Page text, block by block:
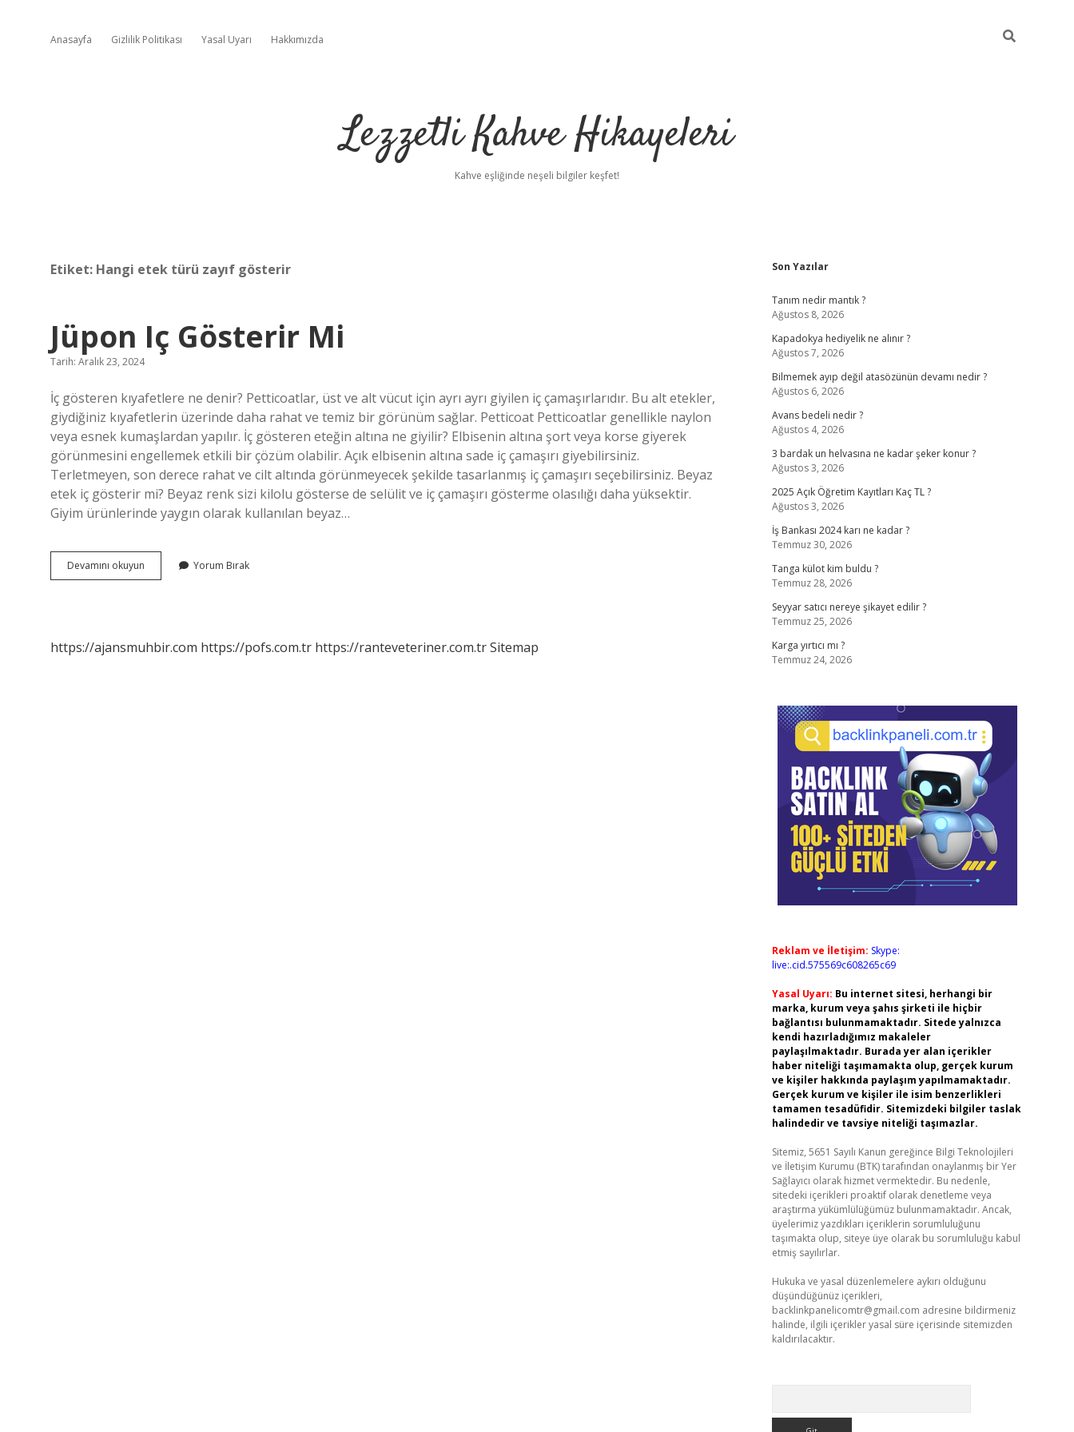
Anasayfa Gizlilik Politikası Yasal Uyarı Hakkımızda
Lezzetli Kahve Hikayeleri
Kahve eşliğinde neşeli bilgiler keşfet!
Etiket: Hangi etek türü zayıf gösterir
Jüpon Iç Gösterir Mi
Tarih: Aralık 23, 2024
İç gösteren kıyafetlere ne denir? Petticoatlar, üst ve alt vücut için ayrı ayrı giyilen iç çamaşırlarıdır. Bu alt etekler,
giydiğiniz kıyafetlerin üzerinde daha rahat ve temiz bir görünüm sağlar. Petticoat Petticoatlar genellikle naylon
veya esnek kumaşlardan yapılır. İç gösteren eteğin altına ne giyilir? Elbisenin altına şort veya korse giyerek
görünmesini engellemek etkili bir çözüm olabilir. Açık elbisenin altına sade iç çamaşırı giyebilirsiniz.
Terletmeyen, son derece rahat ve cilt altında görünmeyecek şekilde tasarlanmış iç çamaşırı seçebilirsiniz. Beyaz
etek iç gösterir mi? Beyaz renk sizi kilolu gösterse de selülit ve iç çamaşırı gösterme olasılığı daha yüksektir.
Giyim ürünlerinde yaygın olarak kullanılan beyaz…
Devamını okuyun
Iç
Yorum Bırak
https://ajansmuhbir.com https://pofs.com.tr https://ranteveteriner.com.trSitemap
Sidebar
Son Yazılar
Tanım nedir mantık ?
Ağustos 8, 2026
Kapadokya hediyelik ne alınır ?
Ağustos 7, 2026
Bilmemek ayıp değil atasözünün devamı nedir ?
Ağustos 6, 2026
Avans bedeli nedir ?
Ağustos 4, 2026
3 bardak un helvasına ne kadar şeker konur ?
Ağustos 3, 2026
2025 Açık Öğretim Kayıtları Kaç TL ?
Ağustos 3, 2026
İş Bankası 2024 karı ne kadar ?
Temmuz 30, 2026
Tanga külot kim buldu ?
Temmuz 28, 2026
Seyyar satıcı nereye şikayet edilir ?
Temmuz 25, 2026
Karga yırtıcı mı ?
Temmuz 24, 2026
Reklam ve İletişim: Skype:
live:.cid.575569c608265c69
Yasal Uyarı: Bu internet sitesi, herhangi bir
marka, kurum veya şahıs şirketi ile hiçbir
bağlantısı bulunmamaktadır. Sitede yalnızca
kendi hazırladığımız makaleler
paylaşılmaktadır. Burada yer alan içerikler
haber niteliği taşımamakta olup, gerçek kurum
ve kişiler hakkında paylaşım yapılmamaktadır.
Gerçek kurum ve kişiler ile isim benzerlikleri
tamamen tesadüfidir. Sitemizdeki bilgiler taslak
halindedir ve tavsiye niteliği taşımazlar.
Sitemiz, 5651 Sayılı Kanun gereğince Bilgi Teknolojileri
ve İletişim Kurumu (BTK) tarafından onaylanmış bir Yer
Sağlayıcı olarak hizmet vermektedir. Bu nedenle,
sitedeki içerikleri proaktif olarak denetleme veya
araştırma yükümlülüğümüz bulunmamaktadır. Ancak,
üyelerimiz yazdıkları içeriklerin sorumluluğunu
taşımakta olup, siteye üye olarak bu sorumluluğu kabul
etmiş sayılırlar.
Hukuka ve yasal düzenlemelere aykırı olduğunu
düşündüğünüz içerikleri,
backlinkpanelicomtr@gmail.com adresine bildirmeniz
halinde, ilgili içerikler yasal süre içerisinde sitemizden
kaldırılacaktır.